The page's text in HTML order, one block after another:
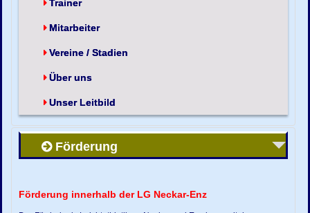
Trainer
Mitarbeiter
Vereine / Stadien
Über uns
Unser Leitbild
Förderung
Förderung innerhalb der LG Neckar-Enz